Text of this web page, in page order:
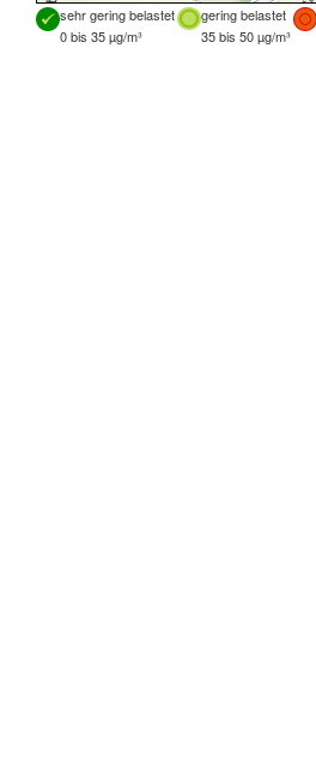
sehr gering belastet gering belastet
0 bis 35 µg/m³
35 bis 50 µg/m³